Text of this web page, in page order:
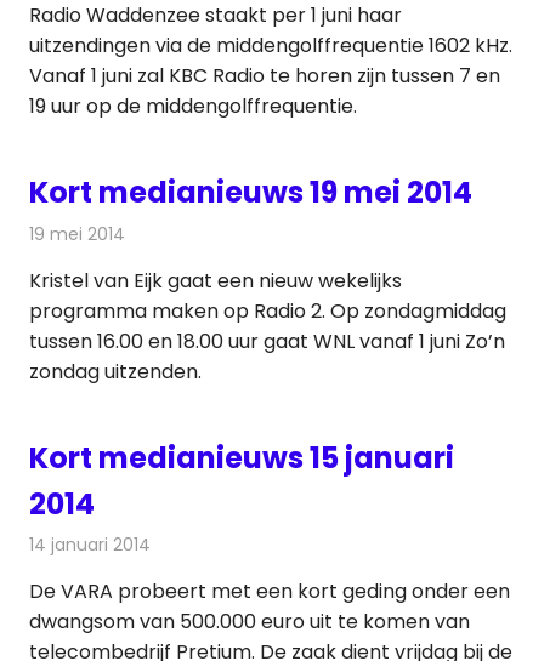
Radio Waddenzee staakt per 1 juni haar
uitzendingen via de middengolffrequentie 1602 kHz.
Vanaf 1 juni zal KBC Radio te horen zijn tussen 7 en
19 uur op de middengolffrequentie.
Kort medianieuws 19 mei 2014
19 mei 2014
Kristel van Eijk gaat een nieuw wekelijks
programma maken op Radio 2. Op zondagmiddag
tussen 16.00 en 18.00 uur gaat WNL vanaf 1 juni Zo’n
zondag uitzenden.
Kort medianieuws 15 januari
2014
14 januari 2014
De VARA probeert met een kort geding onder een
dwangsom van 500.000 euro uit te komen van
telecombedrijf Pretium. De zaak dient vrijdag bij de